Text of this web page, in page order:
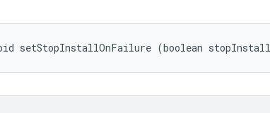
setStopInstallOnFailure (boolean